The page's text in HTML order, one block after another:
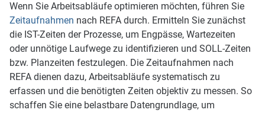
Wenn Sie Arbeitsabläufe optimieren möchten, führen Sie
Zeitaufnahmen nach REFA durch. Ermitteln Sie zunächst
die IST-Zeiten der Prozesse, um Engpässe, Wartezeiten
oder unnötige Laufwege zu identifizieren und SOLL-Zeiten
bzw. Planzeiten festzulegen. Die Zeitaufnahmen nach
REFA dienen dazu, Arbeitsabläufe systematisch zu
erfassen und die benötigten Zeiten objektiv zu messen. So
schaffen Sie eine belastbare Datengrundlage, um